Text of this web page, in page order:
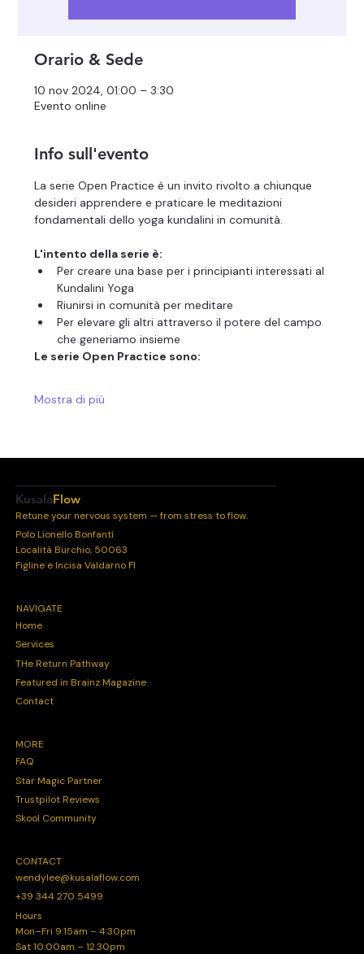
Orario & Sede
10 nov 2024, 01:00 – 3:30
Evento online
Info sull'evento
La serie Open Practice è un invito rivolto a chiunque
desideri apprendere e praticare le meditazioni
fondamentali dello yoga kundalini in comunità.
L'intento della serie è:
Per creare una base per i principianti interessati al
Kundalini Yoga
Riunirsi in comunità per meditare
Per elevare gli altri attraverso il potere del campo
che generiamo insieme
Le serie Open Practice sono:
Mostra di più
KusalaFlow
Retune your nervous system — from stress to flow.
Polo Lionello Bonfanti
Località Burchio, 50063
Figline e Incisa Valdarno FI
NAVIGATE
Home
Services
THe Return Pathway
Featured in Brainz Magazine
Contact
MORE
FAQ
Star Magic Partner
Trustpilot Reviews
Skool Community
CONTACT
wendylee@kusalaflow.com
+39 344 270 5499
Hours
Mon–Fri 9:15am – 4:30pm
Sat 10:00am – 12:30pm